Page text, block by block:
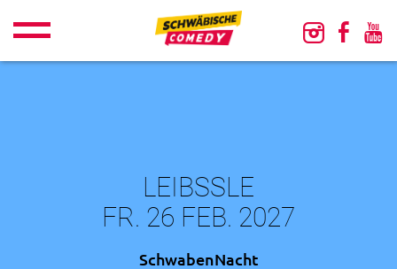
LEIBSSLE
FR. 26 FEB. 2027
SchwabenNacht